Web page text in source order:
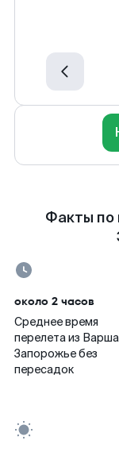
Факты по
около 2 часов
Среднее время
перелета из
Запорожье без
пересадок